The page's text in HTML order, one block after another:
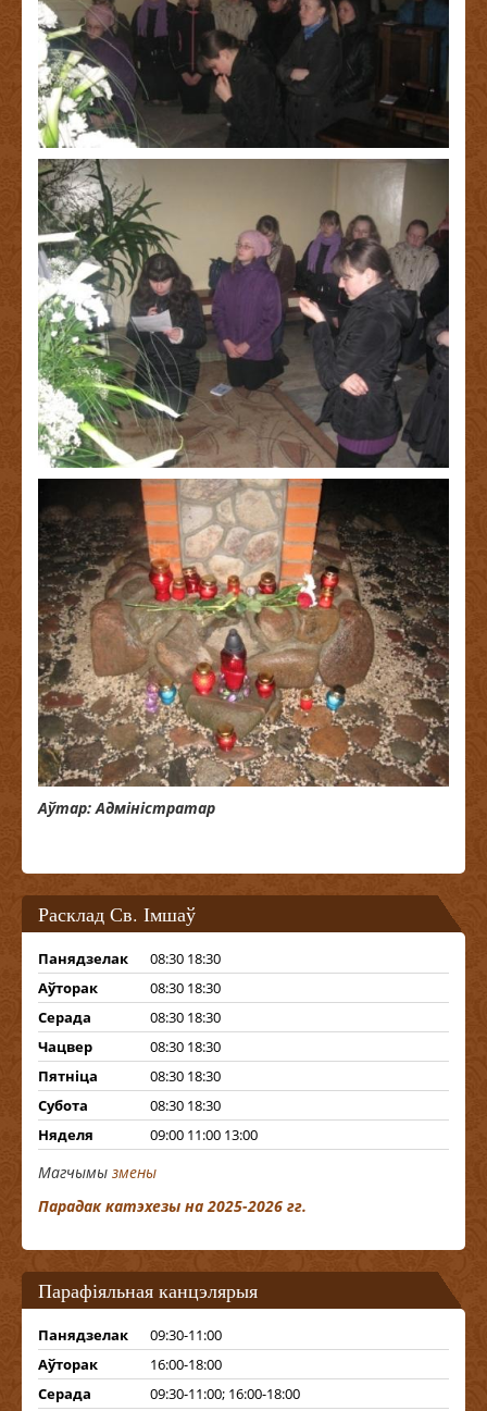
Аўтар: Адміністратар
Расклад Св. Імшаў
Панядзелак
08:30 18:30
Аўторак
08:30 18:30
Серада
08:30 18:30
Чацвер
08:30 18:30
Пятніца
08:30 18:30
Субота
08:30 18:30
Няделя
09:00 11:00 13:00
Магчымы змены
Парадак катэхезы на 2025-2026 гг.
Парафіяльная канцэлярыя
Панядзелак
09:30-11:00
Аўторак
16:00-18:00
Серада
09:30-11:00; 16:00-18:00